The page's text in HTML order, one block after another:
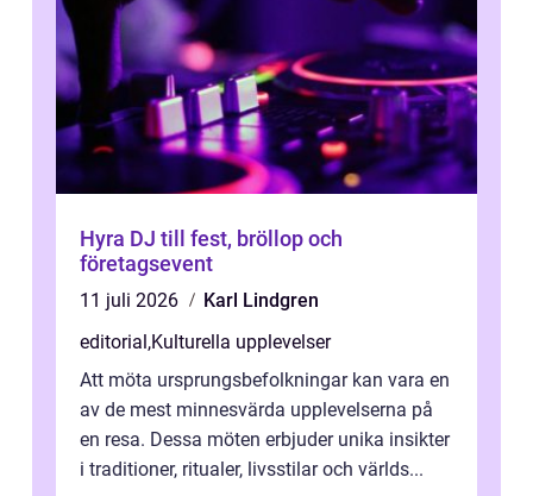
Hyra DJ till fest, bröllop och
företagsevent
11 juli 2026
Karl Lindgren
editorial ,Kulturella upplevelser
Att möta ursprungsbefolkningar kan vara en
av de mest minnesvärda upplevelserna på
en resa. Dessa möten erbjuder unika insikter
i traditioner, ritualer, livsstilar och världs...